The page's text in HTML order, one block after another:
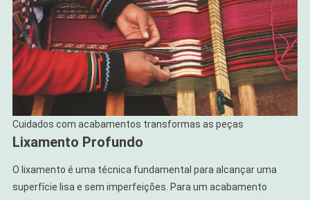
Cuidados com acabamentos transformas as peças
Lixamento Profundo
O lixamento é uma técnica fundamental para alcançar uma
superfície lisa e sem imperfeições. Para um acabamento